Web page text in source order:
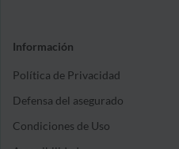
Información
Política de Privacidad
Defensa del asegurado
Condiciones de Uso